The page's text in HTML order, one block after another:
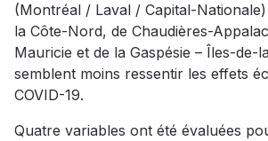
(Montréal / Laval / Capital-
la Côte-Nord, de Chaudières-
Mauricie et de la Gaspésie – Îles-de-
semblent moins ressentir les effets
COVID-19.
Quatre variables ont été évaluées